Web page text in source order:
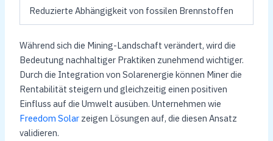
Reduzierte Abhängigkeit von fossilen Brennstoffen
Während sich die Mining-Landschaft verändert, wird die
Bedeutung nachhaltiger Praktiken zunehmend wichtiger.
Durch die Integration von Solarenergie können Miner die
Rentabilität steigern und gleichzeitig einen positiven
Einfluss auf die Umwelt ausüben. Unternehmen wie
Freedom Solarzeigen Lösungen auf, die diesen Ansatz
validieren.